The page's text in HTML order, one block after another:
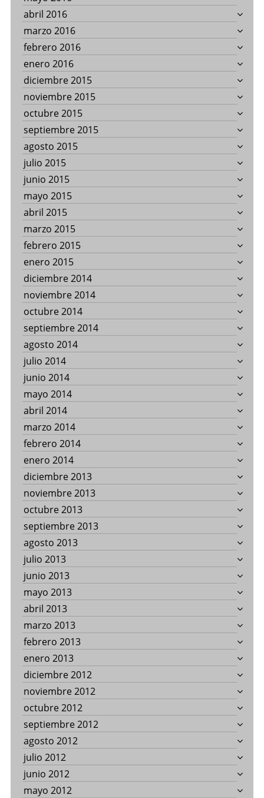
abril 2016
marzo 2016
febrero 2016
enero 2016
diciembre 2015
noviembre 2015
octubre 2015
septiembre 2015
agosto 2015
julio 2015
junio 2015
mayo 2015
abril 2015
marzo 2015
febrero 2015
enero 2015
diciembre 2014
noviembre 2014
octubre 2014
septiembre 2014
agosto 2014
julio 2014
junio 2014
mayo 2014
abril 2014
marzo 2014
febrero 2014
enero 2014
diciembre 2013
noviembre 2013
octubre 2013
septiembre 2013
agosto 2013
julio 2013
junio 2013
mayo 2013
abril 2013
marzo 2013
febrero 2013
enero 2013
diciembre 2012
noviembre 2012
octubre 2012
septiembre 2012
agosto 2012
julio 2012
junio 2012
mayo 2012